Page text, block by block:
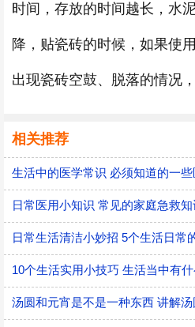
时间，存放的时间越长，水
降，贴瓷砖的时候，如果使
出现瓷砖空鼓、脱落的情况
相关推荐
日常医用小知识 常见的家庭急救知